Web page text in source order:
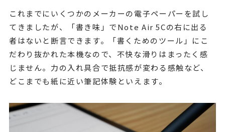
これまでにいくつかのメーカーの電子ペーパーを試し
てきましたが、「書き味」でNote Air 5Cの右に出る
者はないと断言できます。「書くためのツール」にこ
だわり抜かれた本機なので、不快な滑りはまったく感
じません。力の入れ具合で抵抗感が変わる感触など、
どこまでも紙に近い筆記体験といえます。